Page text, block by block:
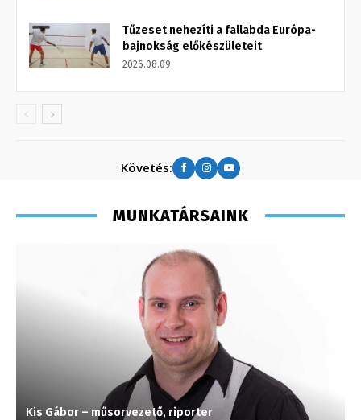
Tűzeset nehezíti a fallabda Európa-
bajnokság előkészületeit
2026.08.09.
Követés:
MUNKATÁRSAINK
Kis Gábor – műsorvezető, riporter